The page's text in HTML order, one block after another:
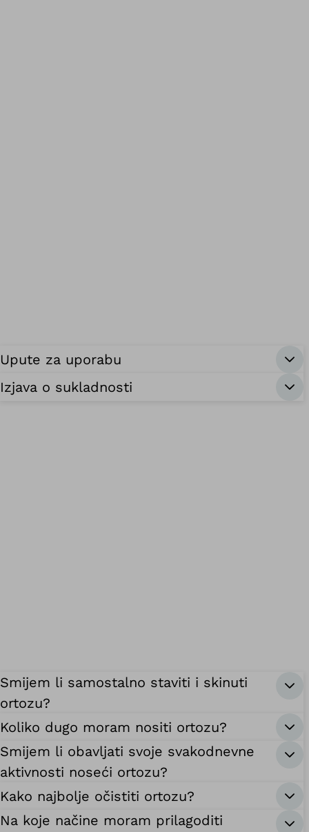
Upute za uporabu
Izjava o sukladnosti
Smijem li samostalno staviti i skinuti
ortozu?
Koliko dugo moram nositi ortozu?
Smijem li obavljati svoje svakodnevne
aktivnosti noseći ortozu?
Kako najbolje očistiti ortozu?
Na koje načine moram prilagoditi